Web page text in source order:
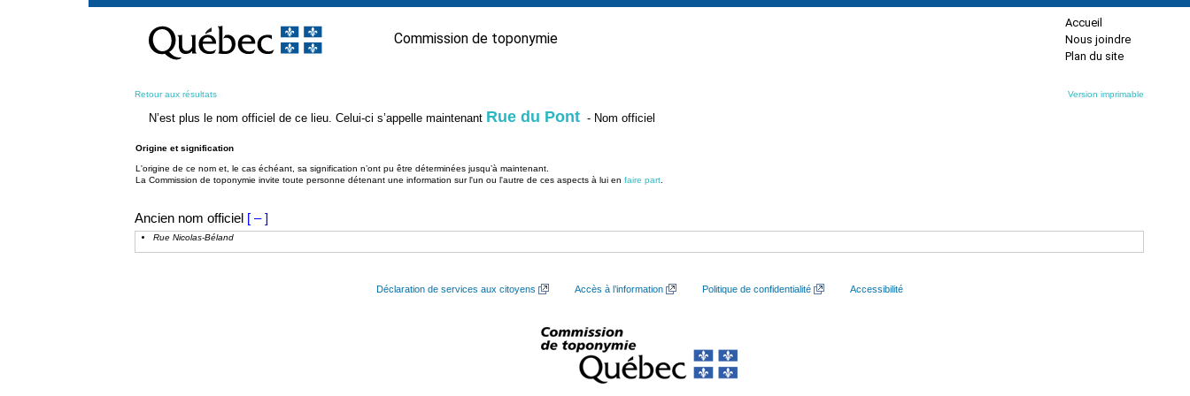
contenu
Commission de toponymie
Accueil
Nous joindre
Plan du site
Retour aux résultats Version imprimable
N’est plus le nom officiel de ce lieu. Celui-ci s’appelle maintenant Rue du Pont - Nom officiel
Origine et signification
L'origine de ce nom et, le cas échéant, sa signification n’ont pu être déterminées jusqu’à maintenant.
La Commission de toponymie invite toute personne détenant une information sur l'un ou l'autre de ces aspects à lui en faire part
Ancien nom officiel [ – ]
Rue Nicolas-Béland
Déclaration de services aux citoyens Accès à l’information Politique de confidentialité Accessibilité